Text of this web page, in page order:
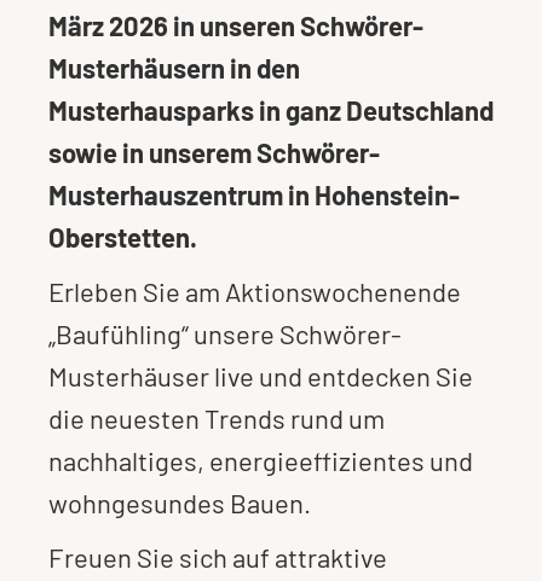
März 2026 in unseren Schwörer-
Musterhäusern in den
Musterhausparks in ganz Deutschland
sowie in unserem Schwörer-
Musterhauszentrum in Hohenstein-
Oberstetten.
Erleben Sie am Aktionswochenende
„Baufühling“ unsere Schwörer-
Musterhäuser live und entdecken Sie
die neuesten Trends rund um
nachhaltiges, energieeffizientes und
wohngesundes Bauen.
Freuen Sie sich auf attraktive